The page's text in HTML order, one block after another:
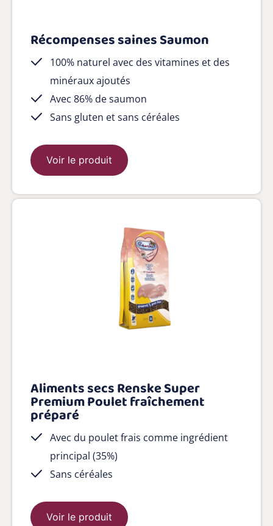
Récompenses saines Saumon
100% naturel avec des vitamines et des
minéraux ajoutés
Avec 86% de saumon
Sans gluten et sans céréales
Voir le produit
Aliments secs Renske Super
Premium Poulet fraîchement
préparé
Avec du poulet frais comme ingrédient
principal (35%)
Sans céréales
Voir le produit